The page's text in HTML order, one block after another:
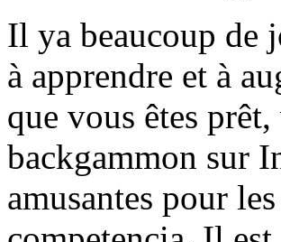
Il ya beaucoup de
à apprendre et à
que vous êtes
backgammon sur
amusantes pour